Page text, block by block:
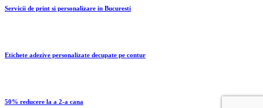
Servicii de print si personalizare in Bucuresti
Etichete adezive personalizate decupate pe contur
50% reducere la a 2-a cana